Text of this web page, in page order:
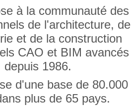
à la communauté des
de l'architecture, de
et de la construction
CAO et BIM avancés
depuis 1986.
d'une base de 80.000
plus de 65 pays.